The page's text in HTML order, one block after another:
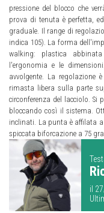
pressione del blocco che
prova di tenuta è perfetta,
graduale. Il range di
indica 105). La forma
walking: plastica
l'ergonomia e le
avvolgente. La regolazione
rimasta libera sulla parte
circonferenza del lacciolo.
bloccando così il sistema.
inclinati. La punta è affilata
spiccata biforcazione a 75
il